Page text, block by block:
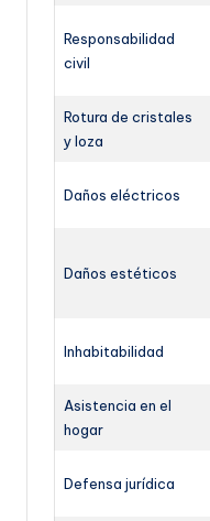
Responsabilidad
civil
Rotura de cristales
y loza
Daños eléctricos
Daños estéticos
Inhabitabilidad
Asistencia en el
hogar
Defensa jurídica